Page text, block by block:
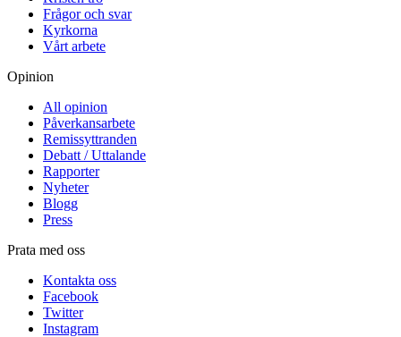
Frågor och svar
Kyrkorna
Vårt arbete
Opinion
All opinion
Påverkansarbete
Remissyttranden
Debatt / Uttalande
Rapporter
Nyheter
Blogg
Press
Prata med oss
Kontakta oss
Facebook
Twitter
Instagram